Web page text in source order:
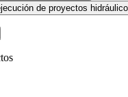
Desarrollo y ejecución de